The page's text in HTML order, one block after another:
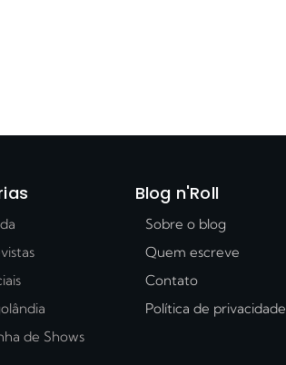
de Shows
Blog n'Roll
Sobre o blog
Quem escreve
Contato
Política de privacidade